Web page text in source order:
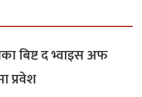
बिष्ट द भ्वाइस अफ
प्रवेश